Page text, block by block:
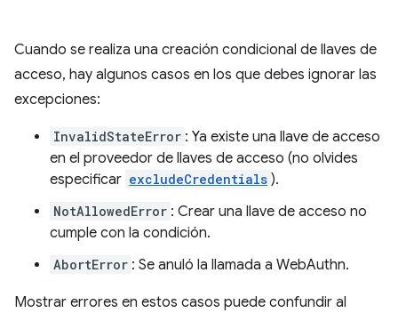
Cuando se realiza una creación condicional de llaves de
acceso, hay algunos casos en los que debes ignorar las
excepciones:
InvalidStateError : Ya existe una llave de acceso
en el proveedor de llaves de acceso (no olvides
especificar excludeCredentials ).
NotAllowedError : Crear una llave de acceso no
cumple con la condición.
AbortError : Se anuló la llamada a WebAuthn.
Mostrar errores en estos casos puede confundir al